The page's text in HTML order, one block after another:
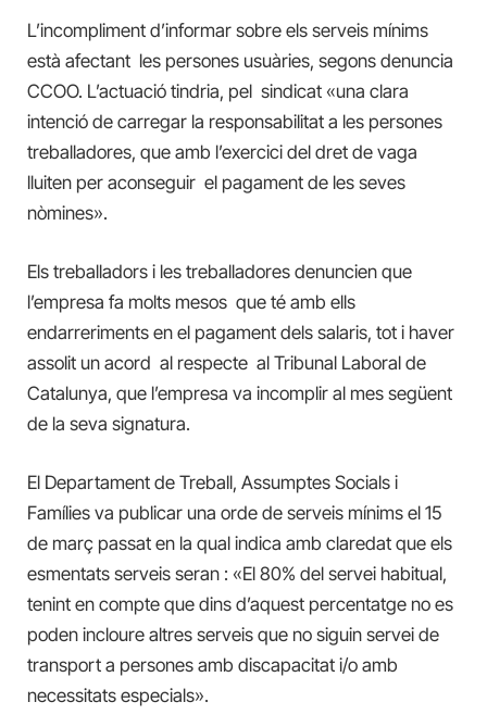
L’incompliment d’informar sobre els serveis mínims
està afectant les persones usuàries, segons denuncia
CCOO. L’actuació tindria, pel sindicat «una clara
intenció de carregar la responsabilitat a les persones
treballadores, que amb l’exercici del dret de vaga
lluiten per aconseguir el pagament de les seves
nòmines».
Els treballadors i les treballadores denuncien que
l’empresa fa molts mesos que té amb ells
endarreriments en el pagament dels salaris, tot i haver
assolit un acord al respecte al Tribunal Laboral de
Catalunya, que l’empresa va incomplir al mes següent
de la seva signatura.
El Departament de Treball, Assumptes Socials i
Famílies va publicar una orde de serveis mínims el 15
de març passat en la qual indica amb claredat que els
esmentats serveis seran : «El 80% del servei habitual,
tenint en compte que dins d’aquest percentatge no es
poden incloure altres serveis que no siguin servei de
transport a persones amb discapacitat i/o amb
necessitats especials».